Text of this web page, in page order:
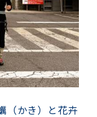
（かき）と花卉